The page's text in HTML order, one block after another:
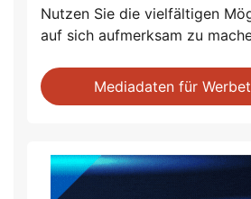
Nutzen Sie die vielfältigen
auf sich aufmerksam zu
Mediadaten für